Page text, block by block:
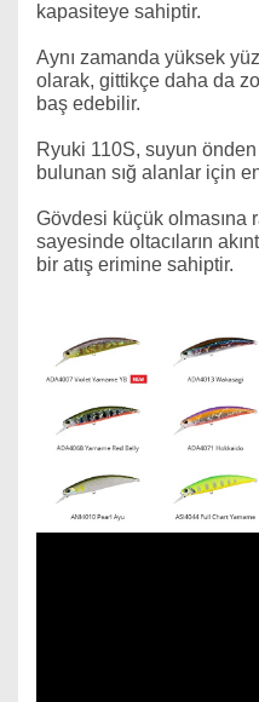
kapasiteye sahiptir.
Aynı zamanda yüksek
olarak, gittikçe daha da
baş edebilir.
Ryuki 110S, suyun
bulunan sığ alanlar için
Gövdesi küçük olmasına
sayesinde oltacıların
bir atış erimine sahiptir.